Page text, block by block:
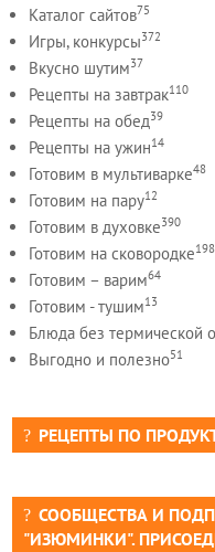
Каталог сайтов75
Игры, конкурсы372
Вкусно шутим37
Рецепты на завтрак110
Рецепты на обед39
Рецепты на ужин14
Готовим в мультиварке48
Готовим на пару12
Готовим в духовке390
Готовим на сковородке198
Готовим – варим64
Готовим - тушим13
Блюда без термической
Выгодно и полезно51
РЕЦЕПТЫ ПО
СООБЩЕСТВА И
"ИЗЮМИНКИ".